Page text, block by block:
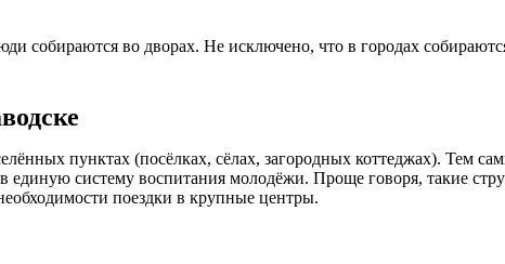
собираются во дворах. Не исключено, что в городах
пунктах (посёлках, сёлах, загородных коттеджах). Тем
систему воспитания молодёжи. Проще говоря, такие
поездки в крупные центры.